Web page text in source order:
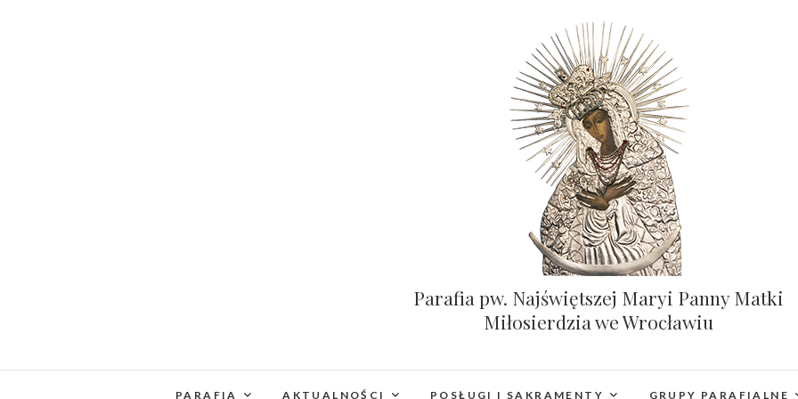
Parafia pw. Najświętszej Maryi Panny Matki
Miłosierdzia we Wrocławiu
PARAFIA AKTUALNOŚCI POSŁUGI I SAKRAMENTY GRUPY PARAFIALNE